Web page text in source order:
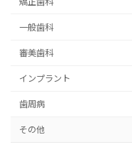
ペ
ー
ジ
送
り
一般歯科
審美歯科
インプラント
歯周病
その他